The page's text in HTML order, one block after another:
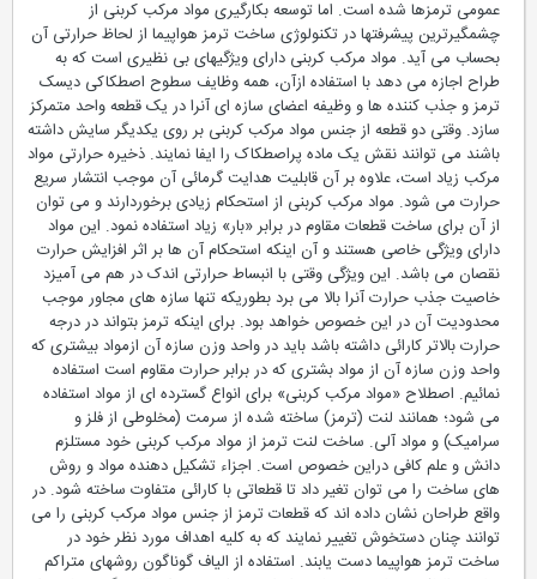
عمومی ترمزها شده است. اما توسعه بکارگیری مواد مرکب کربنی از
چشمگیرترین پیشرفتها در تکنولوژی ساخت ترمز هواپیما از لحاظ حرارتی آن
بحساب می آید. مواد مرکب کربنی دارای ویژگیهای بی نظیری است که به
طراح اجازه می دهد با استفاده ازآن، همه وظایف سطوح اصطکاکی دیسک
ترمز و جذب کننده ها و وظیفه اعضای سازه ای آنرا در یک قطعه واحد متمرکز
سازد. وقتی دو قطعه از جنس مواد مرکب کربنی بر روی یکدیگر سایش داشته
باشند می توانند نقش یک ماده پراصطکاک را ایفا نمایند. ذخیره حرارتی مواد
مرکب زیاد است، علاوه بر آن قابلیت هدایت گرمائی آن موجب انتشار سریع
حرارت می شود. مواد مرکب کربنی از استحکام زیادی برخوردارند و می توان
از آن برای ساخت قطعات مقاوم در برابر «بار» زیاد استفاده نمود. این مواد
دارای ویژگی خاصی هستند و آن اینکه استحکام آن ها بر اثر افزایش حرارت
نقصان می باشد. این ویژگی وقتی با انبساط حرارتی اندک در هم می آمیزد
خاصیت جذب حرارت آنرا بالا می برد بطوریکه تنها سازه های مجاور موجب
محدودیت آن در این خصوص خواهد بود. برای اینکه ترمز بتواند در درجه
حرارت بالاتر کارائی داشته باشد باید در واحد وزن سازه آن ازمواد بیشتری که
واحد وزن سازه آن از مواد بشتری که در برابر حرارت مقاوم است استفاده
نمائیم. اصطلاح «مواد مرکب کربنی» برای انواع گسترده ای از مواد استفاده
می شود؛ همانند لنت (ترمز) ساخته شده از سرمت (مخلوطی از فلز و
سرامیک) و مواد آلی. ساخت لنت ترمز از مواد مرکب کربنی خود مستلزم
دانش و علم کافی دراین خصوص است. اجزاء تشکیل دهنده مواد و روش
های ساخت را می توان تغیر داد تا قطعاتی با کارائی متفاوت ساخته شود. در
واقع طراحان نشان داده اند که قطعات ترمز از جنس مواد مرکب کربنی را می
توانند چنان دستخوش تغییر نمایند که به کلیه اهداف مورد نظر خود در
ساخت ترمز هواپیما دست یابند. استفاده از الیاف گوناگون روشهای متراکم